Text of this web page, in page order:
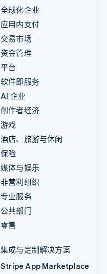
全球化企业
应用内支付
交易市场
资金管理
平台
软件即服务
AI 企业
创作者经济
游戏
酒店、旅游与休闲
保险
媒体与娱乐
非营利组织
专业服务
公共部门
零售
集成与定制解决方案
Stripe App Marketplace